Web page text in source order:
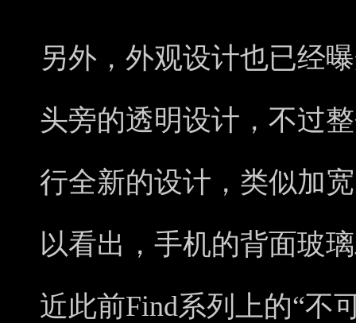
另外，外观设计也已经
头旁的透明设计，不过
行全新的设计，类似加
以看出，手机的背面玻
近此前Find系列上的“不